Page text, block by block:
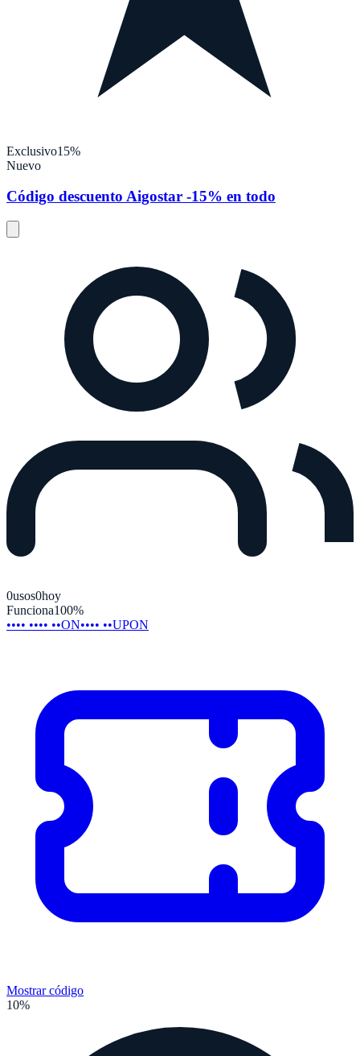
Exclusivo15%
Nuevo
Código descuento Aigostar -15% en todo
0usos0hoy
Funciona100%
•••• •••• ••ON•••• ••UPON
Mostrar código
10%